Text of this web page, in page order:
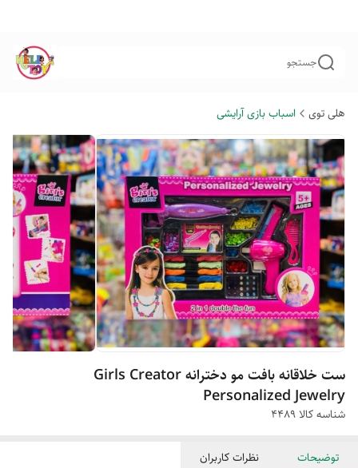
جستجو
هلی توی اسباب بازی آرایشی
ست خلاقانه بافت مو دخترانه Girls Creator
Personalized Jewelry
شناسه کالا ۴۴۸۹
توضیحات نظرات کاربران